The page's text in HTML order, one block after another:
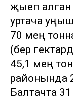
җыеп алган
уртача уңыш
70 мең
(бер
45,1 мең
районында
Балтачта